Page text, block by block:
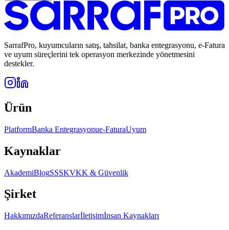
SarrafPro, kuyumcuların satış, tahsilat, banka entegrasyonu, e-Fatura
ve uyum süreçlerini tek operasyon merkezinde yönetmesini
destekler.
Ürün
PlatformBanka Entegrasyonue-FaturaUyum
Kaynaklar
AkademiBlogSSSKVKK & Güvenlik
Şirket
HakkımızdaReferanslarİletişimİnsan Kaynakları